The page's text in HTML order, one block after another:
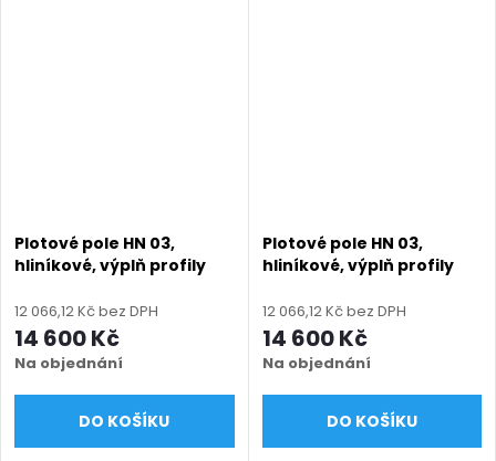
Plotové pole HN 03,
hliníkové, výplň profily
míru (šířka 500 - 2600
mm, výška 750 - 2000
mm), modrá RAL 5010
matná
12 066,12 Kč bez DPH
14 600 Kč
Na objednání
DO KOŠÍKU
Plotové pole HN 03,
hliníkové, výplň profily
míru (šířka 500 - 2600
mm, výška 750 - 2000
mm), šedá RAL 7030
matná
12 066,12 Kč bez DPH
14 600 Kč
Na objednání
DO KOŠÍKU